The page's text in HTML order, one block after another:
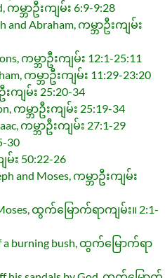
ကမ္ဘာဦးကျမ်း 6:9-9:28
and Abraham, ကမ္ဘာဦးကျမ်း
ကမ္ဘာဦးကျမ်း 12:1-25:11
ကမ္ဘာဦးကျမ်း 11:29-23:20
ဦးကျမ်း 25:20-34
ကမ္ဘာဦးကျမ်း 25:19-34
ကမ္ဘာဦးကျမ်း 27:1-29
30
မ်း 50:22-26
and Moses, ကမ္ဘာဦးကျမ်း
ထွက်မြောက်ရာကျမ်း။ 2:1-
a burning bush, ထွက်မြောက်ရာ